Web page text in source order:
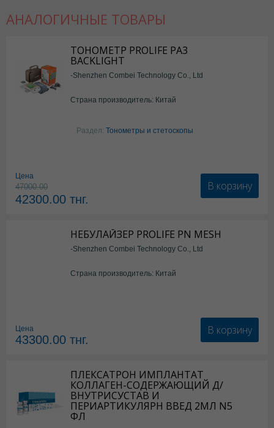
АНАЛОГИЧНЫЕ ТОВАРЫ
ТОНОМЕТР PROLIFE PA3
BACKLIGHT
-Shenzhen Combei Technology Co., Ltd
Страна производитель: Китай
Раздел: Тонометры и стетоскопы
Цена
47000.00
42300.00 тнг.
В корзину
НЕБУЛАЙЗЕР PROLIFE PN MESH
-Shenzhen Combei Technology Co., Ltd
Страна производитель: Китай
Цена
43300.00 тнг.
В корзину
ПЛЕКСАТРОН ИМПЛАНТАТ
КОЛЛАГЕН-СОДЕРЖАЮЩИЙ Д/
ВНУТРИСУСТАВ И
ПЕРИАРТИКУЛЯРН ВВЕД 2МЛ N5
ФЛ